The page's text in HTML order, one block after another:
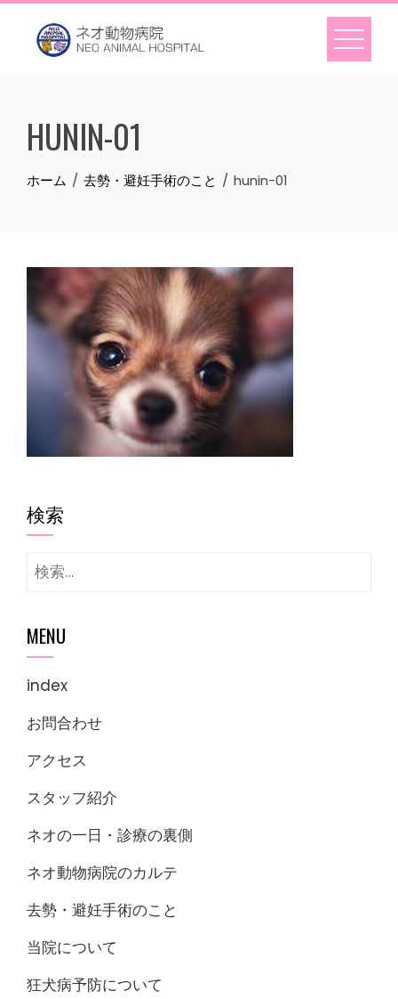
Skip
content
HUNIN-01
ホーム 去勢・避妊手術のこと hunin-01
検索
検
MENU
index
お問合わせ
アクセス
スタッフ紹介
ネオの一日・診療の裏側
ネオ動物病院のカルテ
去勢・避妊手術のこと
当院について
狂犬病予防について